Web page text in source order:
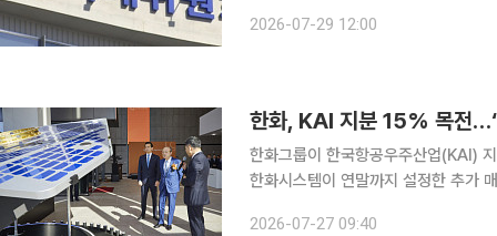
다. 공정거래법에서는 지주회사가
2026-07-29 12:00
한화, KAI 지분 15% 목전…‘
한화그룹이 한국항공우주산업(KAI)
한화시스템이 연말까지 설정한 추가
2026-07-27 09:40